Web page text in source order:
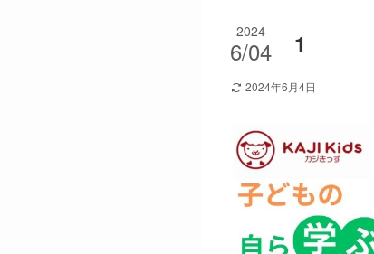
1
2024
6/04
2024年6月4日